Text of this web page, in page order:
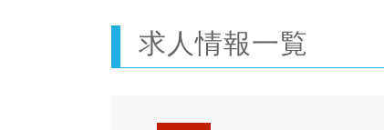
求人情報一覧